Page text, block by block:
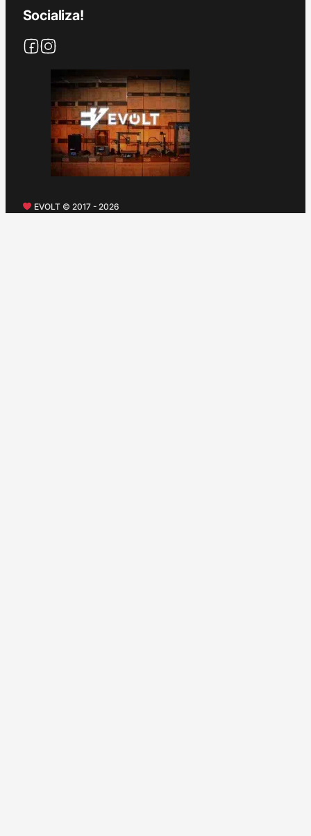
Socializa!
EVOLT © 2017 - 2026